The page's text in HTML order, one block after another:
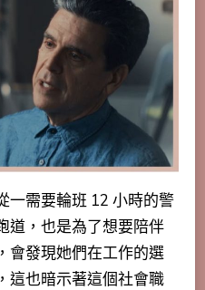
一需要輪班 12 小時的警
道，也是為了想要陪伴
會發現她們在工作的選
這也暗示著這個社會職